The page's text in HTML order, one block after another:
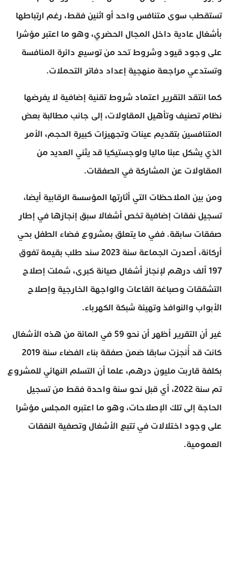
تستقطب سوى متنافس واحد أو اثنين فقط، رغم ارتباطها
بأشغال عادية داخل المجال الحضري، وهو ما اعتبر مؤشرا
على وجود قيود وشروط تحد من توسيع دائرة المنافسة
وتستدعي مراجعة منهجية إعداد دفاتر التحملات.
كما انتقد التقرير اعتماد شروط تقنية إضافية لا يفرضها
نظام تصنيف وتأهيل المقاولات، إلى جانب مطالبة بعض
المتنافسين بتقديم عينات وتجهيزات كبيرة الحجم، الأمر
الذي يشكل عبئا ماليا ولوجستيكيا قد يثني العديد من
المقاولات عن المشاركة في الصفقات.
ومن بين الملاحظات التي أثارتها المؤسسة الرقابية أيضا،
تسجيل نفقات إضافية تخص أشغالا سبق إنجازها في إطار
صفقات سابقة. ففي ما يتعلق بمشروع فضاء الطفل بحي
أركانة، أصدرت الجماعة سنة 2023 سند طلب بقيمة تفوق
197 ألف درهم لإنجاز أشغال صيانة كبرى، شملت إصلاح
التشققات وصباغة القاعات والواجهة الخارجية وإصلاح
الأبواب والنوافذ وتهيئة شبكة الكهرباء.
غير أن التقرير أظهر أن نحو 59 في المائة من هذه الأشغال
كانت قد أُنجزت سابقا ضمن صفقة بناء الفضاء سنة 2019
بكلفة قاربت مليون درهم، علما أن التسلم النهائي للمشروع
تم سنة 2022، أي قبل نحو سنة واحدة فقط من تسجيل
الحاجة إلى تلك الإصلاحات، وهو ما اعتبره المجلس مؤشرا
على وجود اختلالات في تتبع الأشغال وتصفية النفقات
العمومية.